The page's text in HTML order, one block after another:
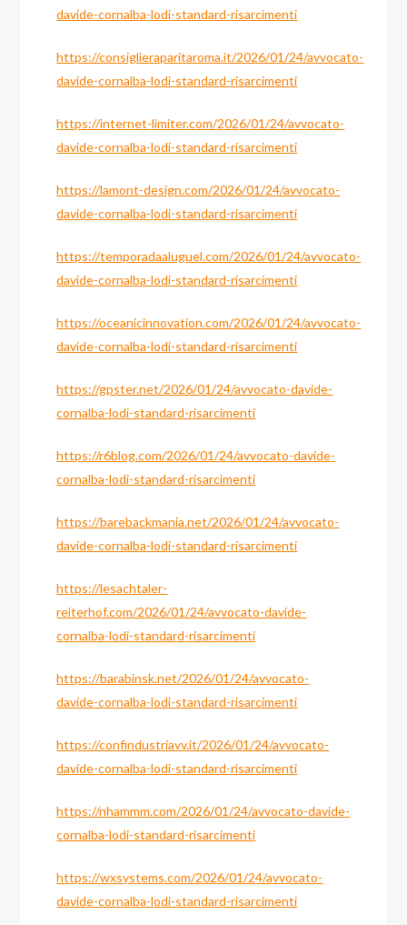
davide-cornalba-lodi-standard-risarcimenti
https://consiglieraparitaroma.it/2026/01/24/avvocato-
davide-cornalba-lodi-standard-risarcimenti
https://internet-limiter.com/2026/01/24/avvocato-
davide-cornalba-lodi-standard-risarcimenti
https://lamont-design.com/2026/01/24/avvocato-
davide-cornalba-lodi-standard-risarcimenti
https://temporadaaluguel.com/2026/01/24/avvocato-
davide-cornalba-lodi-standard-risarcimenti
https://oceanicinnovation.com/2026/01/24/avvocato-
davide-cornalba-lodi-standard-risarcimenti
https://gpster.net/2026/01/24/avvocato-davide-
cornalba-lodi-standard-risarcimenti
https://r6blog.com/2026/01/24/avvocato-davide-
cornalba-lodi-standard-risarcimenti
https://barebackmania.net/2026/01/24/avvocato-
davide-cornalba-lodi-standard-risarcimenti
https://lesachtaler-
reiterhof.com/2026/01/24/avvocato-davide-
cornalba-lodi-standard-risarcimenti
https://barabinsk.net/2026/01/24/avvocato-
davide-cornalba-lodi-standard-risarcimenti
https://confindustriavv.it/2026/01/24/avvocato-
davide-cornalba-lodi-standard-risarcimenti
https://nhammm.com/2026/01/24/avvocato-davide-
cornalba-lodi-standard-risarcimenti
https://wxsystems.com/2026/01/24/avvocato-
davide-cornalba-lodi-standard-risarcimenti